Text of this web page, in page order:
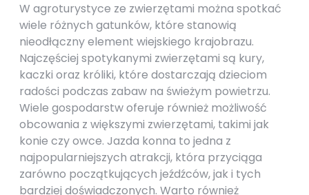
W agroturystyce ze zwierzętami można spotkać
wiele różnych gatunków, które stanowią
nieodłączny element wiejskiego krajobrazu.
Najczęściej spotykanymi zwierzętami są kury,
kaczki oraz króliki, które dostarczają dzieciom
radości podczas zabaw na świeżym powietrzu.
Wiele gospodarstw oferuje również możliwość
obcowania z większymi zwierzętami, takimi jak
konie czy owce. Jazda konna to jedna z
najpopularniejszych atrakcji, która przyciąga
zarówno początkujących jeźdźców, jak i tych
bardziej doświadczonych. Warto również